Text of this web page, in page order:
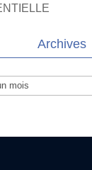
Archives